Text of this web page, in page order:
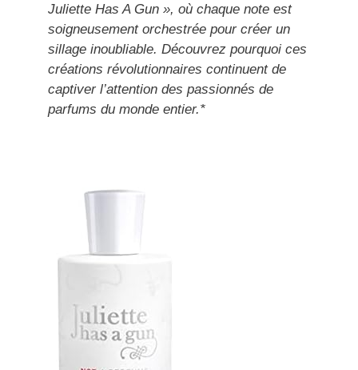
Juliette Has A Gun », où chaque note est
soigneusement orchestrée pour créer un
sillage inoubliable. Découvrez pourquoi ces
créations révolutionnaires continuent de
captiver l’attention des passionnés de
parfums du monde entier.*